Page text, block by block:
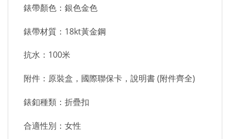
錶帶顏色：銀色金色
錶帶材質：18kt黃金鋼
抗水：100米
附件：原裝盒，國際聯保卡，說明書 (附件齊全)
錶釦種類：折疊扣
合適性別：女性